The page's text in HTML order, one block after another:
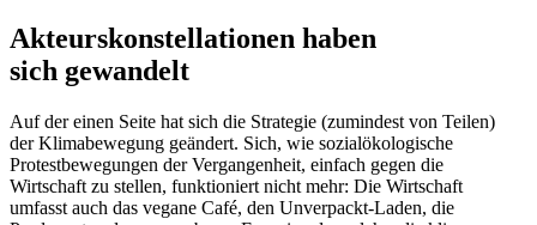
Akteurs­kon­stel­la­tionen haben
sich gewandelt
Auf der einen Seite hat sich die Strategie (zumindest von Teilen)
der Klima­be­wegung geändert. Sich, wie sozial­öko­lo­gische
Protest­be­we­gungen der Vergan­genheit, einfach gegen die
Wirtschaft zu stellen, funktio­niert nicht mehr: Die Wirtschaft
umfasst auch das vegane Café, den Unver­packt-Laden, die